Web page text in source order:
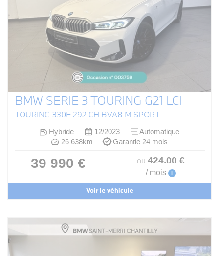
BMW SERIE 3 TOURING G21 LCI
TOURING 330E 292 CH BVA8 M SPORT
Hybride 12/2023
Automatique
26 638km
Garantie 24 mois
39 990 € ou 424.00 €
/ mois i
Voir le véhicule